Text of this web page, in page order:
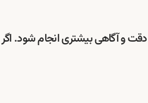
و آگاهی بیشتری انجام شود. اگر